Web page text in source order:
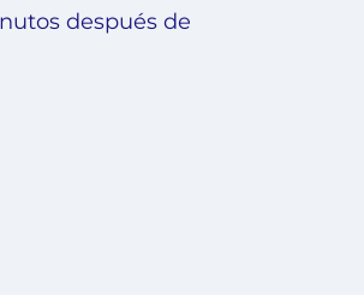
después de